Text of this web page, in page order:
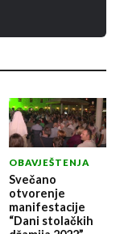
OBAVJEŠTENJA
Svečano
otvorenje
manifestacije
“Dani stolačkih